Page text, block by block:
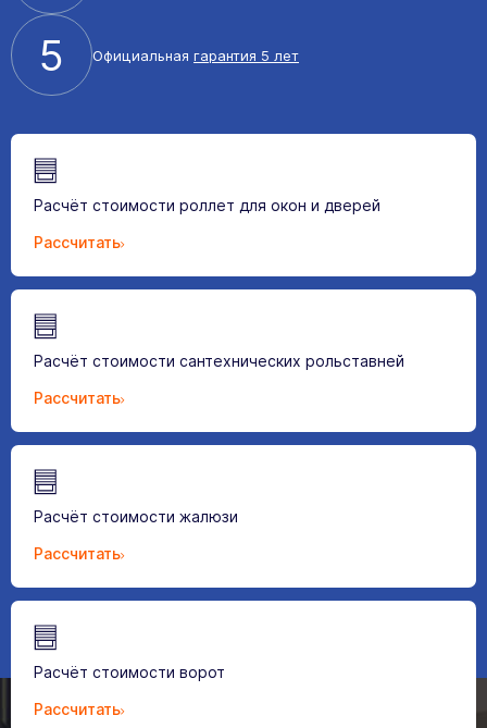
5 Официальная гарантия 5 лет
Расчёт стоимости роллет для окон и дверей
Рассчитать
Расчёт стоимости сантехнических рольставней
Рассчитать
Расчёт стоимости жалюзи
Рассчитать
Расчёт стоимости ворот
Рассчитать